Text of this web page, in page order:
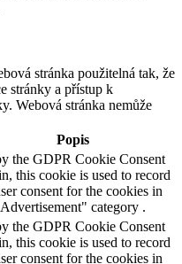
stránka použitelná tak, že
stránky a přístup k
Webová stránka nemůže
Popis
the GDPR Cookie Consent
this cookie is used to record
consent for the cookies in
category .
the GDPR Cookie Consent
this cookie is used to record
consent for the cookies in